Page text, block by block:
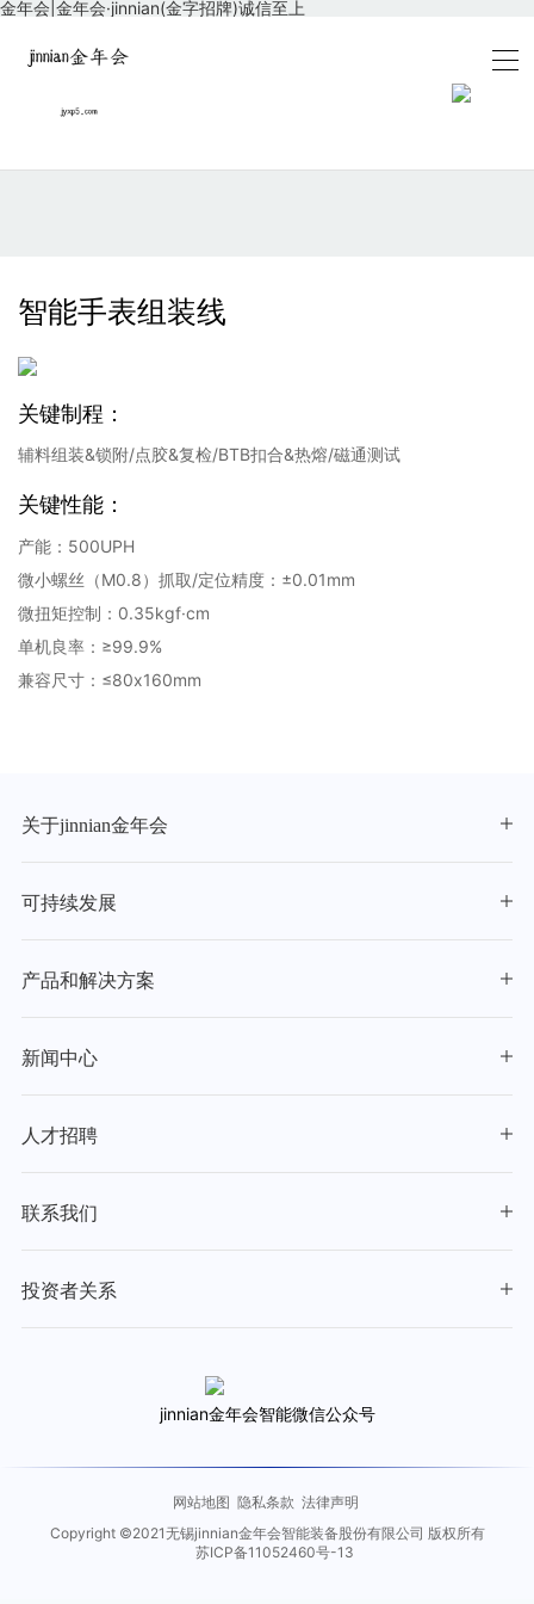
金年会|金年会·jinnian(金字招牌)诚信至上
智能手表组装线
关键制程：
辅料组装&锁附/点胶&复检/BTB扣合&热熔/磁通测试
关键性能：
产能：500UPH
微小螺丝（M0.8）抓取/定位精度：±0.01mm
微扭矩控制：0.35kgf·cm
单机良率：≥99.9%
兼容尺寸：≤80x160mm
关于jinnian金年会
可持续发展
产品和解决方案
新闻中心
人才招聘
联系我们
投资者关系
jinnian金年会智能微信公众号
网站地图 隐私条款 法律声明
Copyright ©2021无锡jinnian金年会智能装备股份有限公司 版权所有
苏ICP备11052460号-13